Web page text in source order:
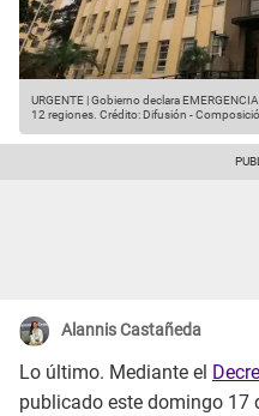
URGENTE | Gobierno declara
12 regiones. Crédito: Difusión -
Alannis Castañeda
Lo último. Mediante el
publicado este domingo 17